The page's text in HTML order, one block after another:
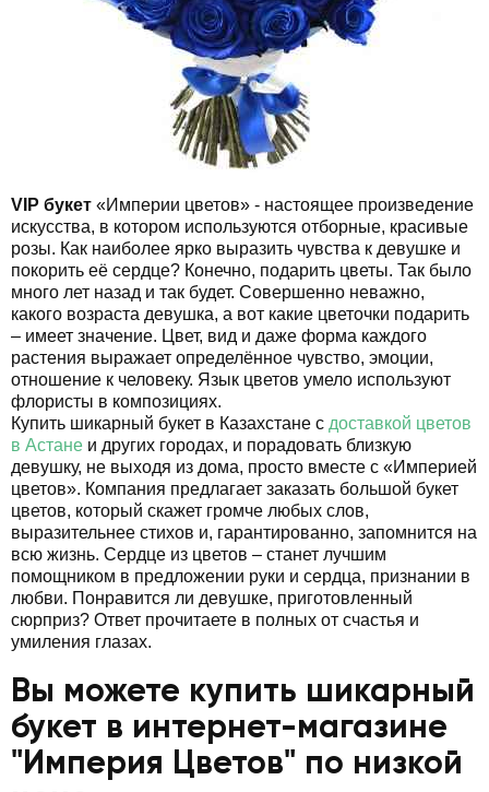
VIP букет «Империи цветов» - настоящее произведение
искусства, в котором используются отборные, красивые
розы. Как наиболее ярко выразить чувства к девушке и
покорить её сердце? Конечно, подарить цветы. Так было
много лет назад и так будет. Совершенно неважно,
какого возраста девушка, а вот какие цветочки подарить
– имеет значение. Цвет, вид и даже форма каждого
растения выражает определённое чувство, эмоции,
отношение к человеку. Язык цветов умело используют
флористы в композициях.
Купить шикарный букет в Казахстане с доставкой цветов
в Астане и других городах, и порадовать близкую
девушку, не выходя из дома, просто вместе с «Империей
цветов». Компания предлагает заказать большой букет
цветов, который скажет громче любых слов,
выразительнее стихов и, гарантированно, запомнится на
всю жизнь. Сердце из цветов – станет лучшим
помощником в предложении руки и сердца, признании в
любви. Понравится ли девушке, приготовленный
сюрприз? Ответ прочитаете в полных от счастья и
умиления глазах.
Вы можете купить шикарный
букет в интернет-магазине
"Империя Цветов" по низкой